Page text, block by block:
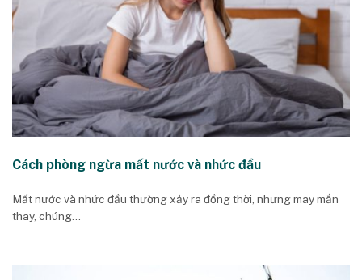
Cách phòng ngừa mất nước và nhức đầu
Mất nước và nhức đầu thường xảy ra đồng thời, nhưng may mắn
thay, chúng...